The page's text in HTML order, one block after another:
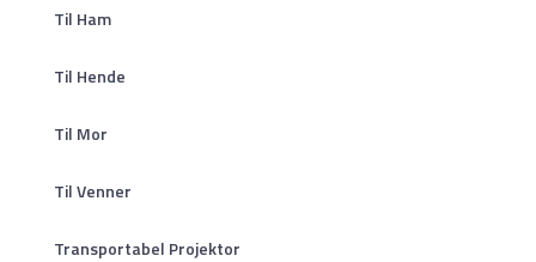
Til Ham
Til Hende
Til Mor
Til Venner
Transportabel Projektor